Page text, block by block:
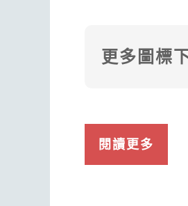
更多圖標
閱讀更多